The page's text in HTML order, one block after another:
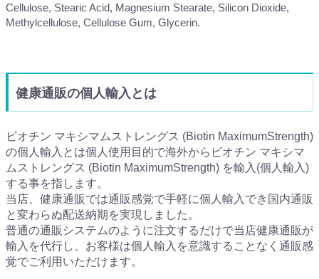
Cellulose, Stearic Acid, Magnesium Stearate, Silicon Dioxide,
Methylcellulose, Cellulose Gum, Glycerin.
健康通販の個人輸入とは
ビオチン マキシマムストレングス (Biotin MaximumStrength)
の個人輸入とは個人使用目的で海外からビオチン マキシマ
ムストレングス (Biotin MaximumStrength) を輸入(個人輸入)
する事を指します。
当店、健康通販では通販感覚で手軽に個人輸入でき国内通販
と変わらぬ配送納期を実現しました。
普通の通販システムのように注文するだけで当店健康通販が
輸入を代行し、お客様は個人輸入を意識することなく通販感
覚でご利用いただけます。